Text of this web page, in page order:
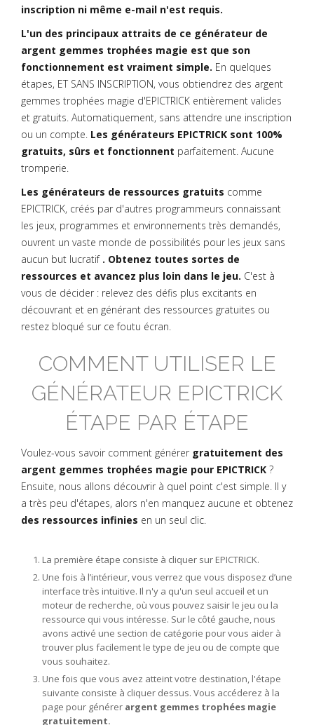
inscription ni même e-mail n'est requis.
L'un des principaux attraits de ce générateur de
argent gemmes trophées magie est que son
fonctionnement est vraiment simple. En quelques
étapes, ET SANS INSCRIPTION, vous obtiendrez des argent
gemmes trophées magie d'EPICTRICK entièrement valides
et gratuits. Automatiquement, sans attendre une inscription
ou un compte. Les générateurs EPICTRICK sont 100%
gratuits, sûrs et fonctionnent parfaitement. Aucune
tromperie.
Les générateurs de ressources gratuits comme
EPICTRICK, créés par d'autres programmeurs connaissant
les jeux, programmes et environnements très demandés,
ouvrent un vaste monde de possibilités pour les jeux sans
aucun but lucratif . Obtenez toutes sortes de
ressources et avancez plus loin dans le jeu. C'est à
vous de décider : relevez des défis plus excitants en
découvrant et en générant des ressources gratuites ou
restez bloqué sur ce foutu écran.
COMMENT UTILISER LE
GÉNÉRATEUR EPICTRICK
ÉTAPE PAR ÉTAPE
Voulez-vous savoir comment générer gratuitement des
argent gemmes trophées magie pour EPICTRICK ?
Ensuite, nous allons découvrir à quel point c'est simple. Il y
a très peu d'étapes, alors n'en manquez aucune et obtenez
des ressources infinies en un seul clic.
La première étape consiste à cliquer sur EPICTRICK.
Une fois à l’intérieur, vous verrez que vous disposez d’une
interface très intuitive. Il n'y a qu'un seul accueil et un
moteur de recherche, où vous pouvez saisir le jeu ou la
ressource qui vous intéresse. Sur le côté gauche, nous
avons activé une section de catégorie pour vous aider à
trouver plus facilement le type de jeu ou de compte que
vous souhaitez.
Une fois que vous avez atteint votre destination, l'étape
suivante consiste à cliquer dessus. Vous accéderez à la
page pour générer argent gemmes trophées magie
gratuitement.